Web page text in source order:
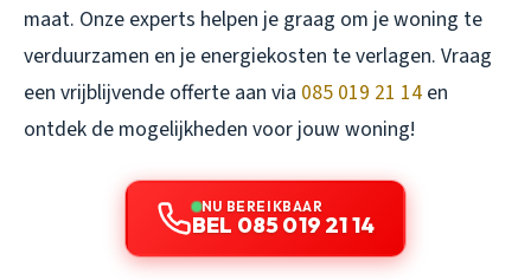
maat. Onze experts helpen je graag om je woning te
verduurzamen en je energiekosten te verlagen. Vraag
een vrijblijvende offerte aan via 085 019 21 14 en
ontdek de mogelijkheden voor jouw woning!
NU BEREIKBAAR
BEL 085 019 21 14